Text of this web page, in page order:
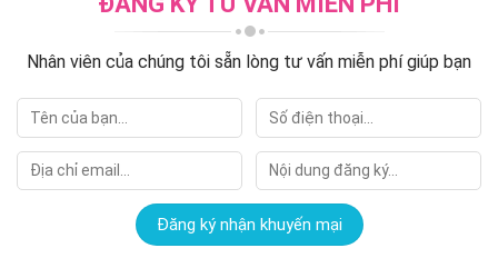
Nhân viên của chúng tôi sẵn lòng tư vấn miễn phí giúp bạn